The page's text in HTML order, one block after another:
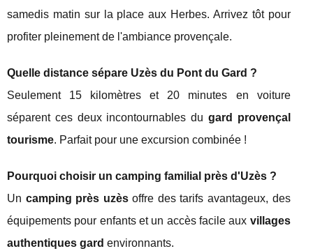
samedis matin sur la place aux Herbes. Arrivez tôt pour
profiter pleinement de l'ambiance provençale.
Quelle distance sépare Uzès du Pont du Gard ?
Seulement 15 kilomètres et 20 minutes en voiture
séparent ces deux incontournables du gard provençal
tourisme. Parfait pour une excursion combinée !
Pourquoi choisir un camping familial près d'Uzès ?
Un camping près uzèsoffre des tarifs avantageux, des
équipements pour enfants et un accès facile aux villages
authentiques gard environnants.